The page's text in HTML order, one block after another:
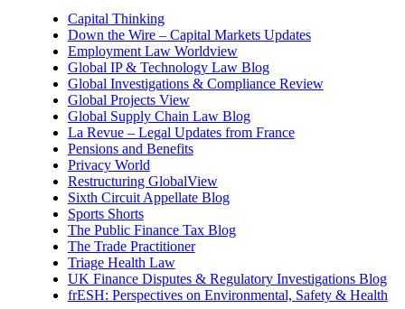
Capital Thinking
Down the Wire – Capital Markets Updates
Employment Law Worldview
Global IP & Technology Law Blog
Global Investigations & Compliance Review
Global Projects View
Global Supply Chain Law Blog
La Revue – Legal Updates from France
Pensions and Benefits
Privacy World
Restructuring GlobalView
Sixth Circuit Appellate Blog
Sports Shorts
The Public Finance Tax Blog
The Trade Practitioner
Triage Health Law
UK Finance Disputes & Regulatory Investigations Blog
frESH: Perspectives on Environmental, Safety & Health